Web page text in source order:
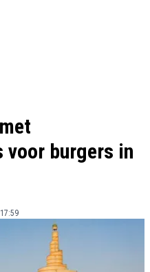
burgers in